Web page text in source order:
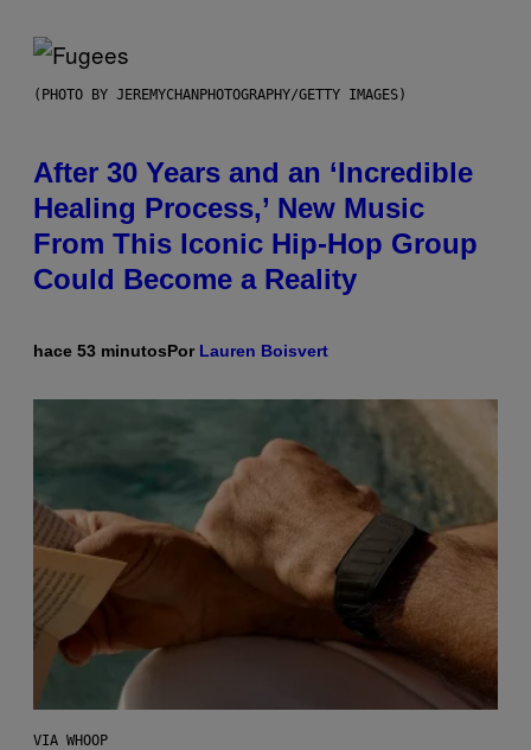
(PHOTO BY JEREMYCHANPHOTOGRAPHY/GETTY IMAGES)
After 30 Years and an ‘Incredible
Healing Process,’ New Music
From This Iconic Hip-Hop Group
Could Become a Reality
hace 53 minutosPor Lauren Boisvert
VIA WHOOP